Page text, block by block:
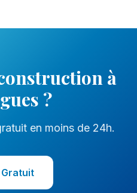
à
?
en moins de 24h.